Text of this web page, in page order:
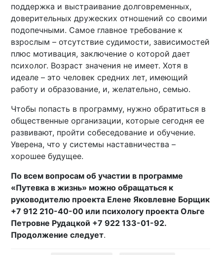
поддержка и выстраивание долговременных,
доверительных дружеских отношений со своими
подопечными. Самое главное требование к
взрослым – отсутствие судимости, зависимостей
плюс мотивация, заключение о которой дает
психолог. Возраст значения не имеет. Хотя в
идеале – это человек средних лет, имеющий
работу и образование, и, желательно, семью.
Чтобы попасть в программу, нужно обратиться в
общественные организации, которые сегодня ее
развивают, пройти собеседование и обучение.
Уверена, что у системы наставничества –
хорошее будущее.
По всем вопросам об участии в программе
«Путевка в жизнь» можно обращаться к
руководителю проекта Елене Яковлевне Борщик
+7 912 210-40-00 или психологу проекта Ольге
Петровне Рудацкой +7 922 133-01-92.
Продолжение следует.